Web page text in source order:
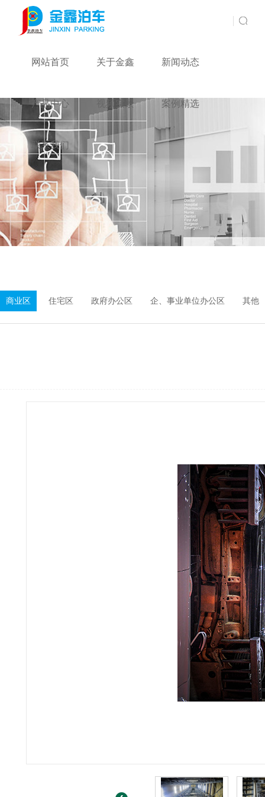
网站首页 关于金鑫 新闻动态
产品中心 视频实景 案例精选
联系我们
商业区 住宅区 政府办公区 企、事业单位办公区 其他